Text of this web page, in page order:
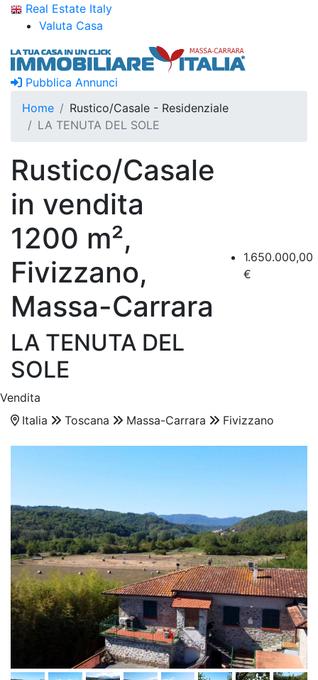
Real Estate Italy
Valuta Casa
Pubblica Annunci
Home
Rustico/Casale - Residenziale
LA TENUTA DEL SOLE
Rustico/Casale
in vendita
1200 m²,
Fivizzano,
Massa-Carrara
LA TENUTA DEL
SOLE
1.650.000,00
€
Vendita
Italia
Toscana Massa-Carrara Fivizzano